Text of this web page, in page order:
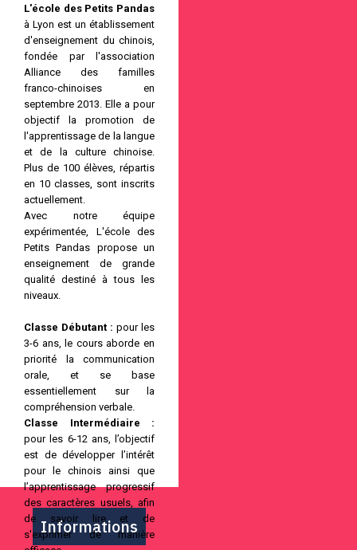
L'école des Petits Pandas
à Lyon est un établissement
d'enseignement du chinois,
fondée par l'association
Alliance des familles
franco-chinoises en
septembre 2013. Elle a pour
objectif la promotion de
l'apprentissage de la langue
et de la culture chinoise.
Plus de 100 élèves, répartis
en 10 classes, sont inscrits
actuellement.
Avec notre équipe
expérimentée, L'école des
Petits Pandas propose un
enseignement de grande
qualité destiné à tous les
niveaux.
Classe Débutant : pour les
3-6 ans, le cours aborde en
priorité la communication
orale, et se base
essentiellement sur la
compréhension verbale.
Classe Intermédiaire :
pour les 6-12 ans, l’objectif
est de développer l’intérêt
pour le chinois ainsi que
l’apprentissage progressif
des caractères usuels, afin
de savoir lire et de
s'exprimer de manière
Informations